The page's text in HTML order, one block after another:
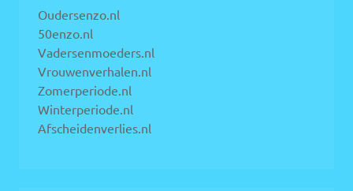
Oudersenzo.nl
50enzo.nl
Vadersenmoeders.nl
Vrouwenverhalen.nl
Zomerperiode.nl
Winterperiode.nl
Afscheidenverlies.nl